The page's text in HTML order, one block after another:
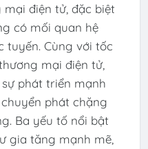
điện tử, đặc biệt
có mối quan hệ
tuyến. Cùng với tốc
mại điện tử,
phát triển mạnh
phát chặng
Ba yếu tố nổi bật
gia tăng mạnh mẽ,